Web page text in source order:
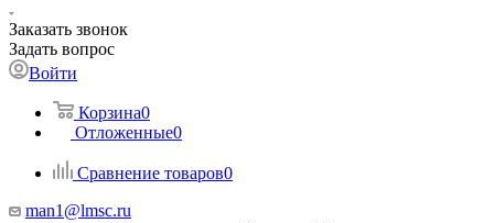
Заказать звонок
Задать вопрос
Войти
Корзина0
Отложенные0
Сравнение товаров0
man1@lmsc.ru